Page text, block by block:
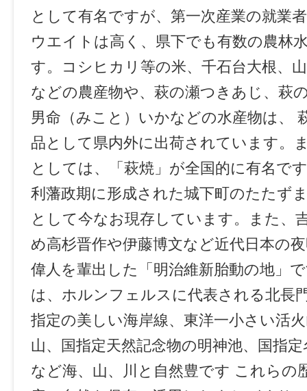
として有名ですが、第一次産業の就業
ウエイトは高く、県下でも有数の農林
す。コシヒカリ等の米、千石台大根、
などの農産物や、萩の瀬つきあじ、萩
男命（みこと）いかなどの水産物は、
品として県内外に出荷されています。
としては、「萩焼」が全国的に有名で
利藩政期に形成された城下町のたたず
として今なお現存しています。また、
め高杉晋作や伊藤博文など近代日本の
偉人を輩出した「明治維新胎動の地」
は、ホルンフェルスに代表される北長
指定の美しい海岸線、東洋一小さい活
山、国指定天然記念物の明神池、国指
など海、山、川と自然豊です これらの